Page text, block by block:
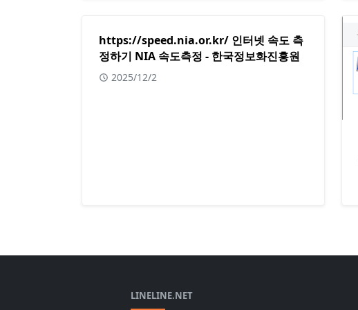
https://speed.nia.or.kr/ 인터넷 속도 측
정하기 NIA 속도측정 - 한국정보화진흥원
2025/12/2
LINELINE.NET